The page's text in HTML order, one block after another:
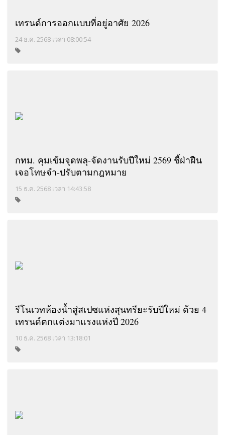
เทรนด์การออกแบบที่อยู่อาศัย 2026
24 ธ.ค. 2568 เวลา 08:00:54
กทม. คุมเข้มจุดพลุ-จัดงานรับปีใหม่ 2569 ชี้ฝ่าฝืน
เจอโทษจำ-ปรับตามกฎหมาย
15 ธ.ค. 2568 เวลา 14:43:58
รีโนเวทห้องน้ำสู่สเปซแห่งสุนทรียะรับปีใหม่ ด้วย 4
เทรนด์ตกแต่งมาแรงแห่งปี 2026
10 ธ.ค. 2568 เวลา 13:18:01